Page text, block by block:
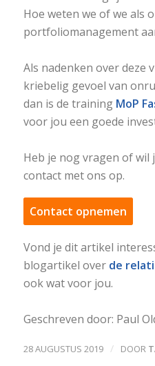
Hoe weten we of we als
portfoliomanagement
Als nadenken over deze
kriebelig gevoel van
dan is de training MoP
voor jou een goede
Heb je nog vragen of wil
contact met ons op.
Contact opnemen
Vond je dit artikel
blogartikel over de
ook wat voor jou.
Geschreven door: Paul
28 AUGUSTUS 2019 / DOOR